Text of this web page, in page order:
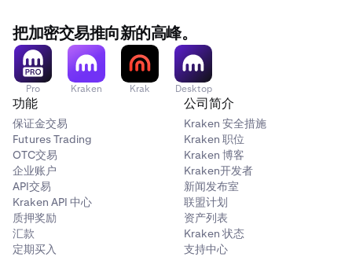
把加密交易推向新的高峰。
Pro Kraken Krak Desktop
功能
保证金交易
Futures Trading
OTC交易
企业账户
API交易
Kraken API 中心
质押奖励
汇款
定期买入
公司简介
Kraken 安全措施
Kraken 职位
Kraken 博客
Kraken开发者
新闻发布室
联盟计划
资产列表
Kraken 状态
支持中心